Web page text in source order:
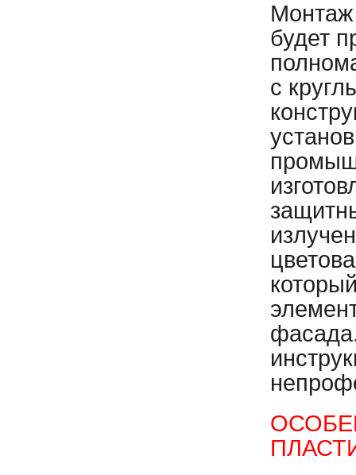
Монтаж
будет
с